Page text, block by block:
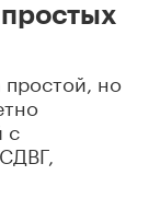
простых
простой, но
с